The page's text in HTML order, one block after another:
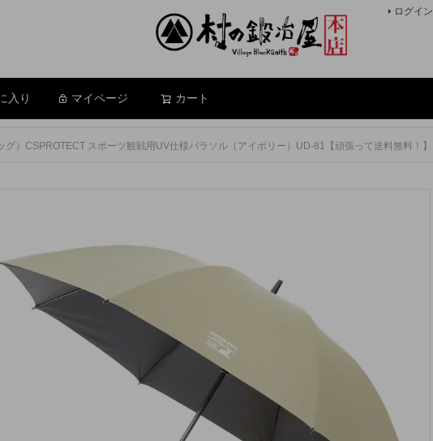
ログイン
入り マイページ カート
グ）CSPROTECT スポーツ観戦用UV仕様パラソル（アイボリー）UD-81【頑張って送料無料！】